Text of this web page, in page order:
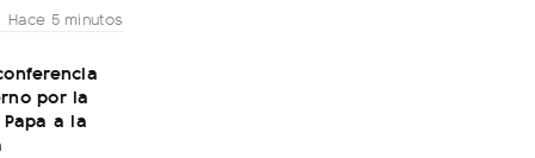
Hace 5 minutos
por la
a la